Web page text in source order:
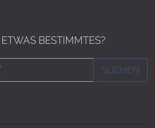
BESTIMMTES?
SUCHEN